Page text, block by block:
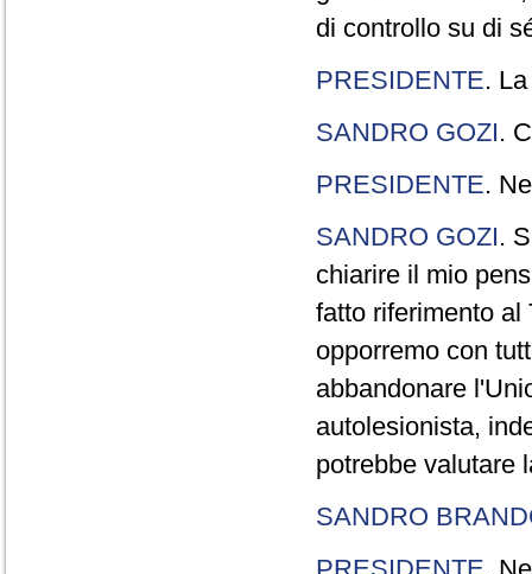
di controllo su di
PRESIDENTE.
SANDRO GOZI.
PRESIDENTE.
SANDRO GOZI.
chiarire il mio
fatto riferimento al
opporremo con
abbandonare
autolesionista,
potrebbe valutare
SANDRO